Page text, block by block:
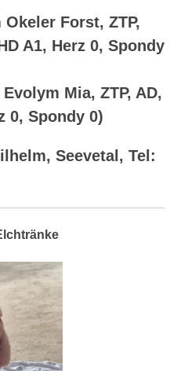
Forst, ZTP,
A1, Herz 0, Spondy
Mia, ZTP, AD,
0, Spondy 0)
Seevetal, Tel: